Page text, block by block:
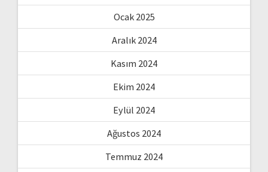
Ocak 2025
Aralık 2024
Kasım 2024
Ekim 2024
Eylül 2024
Ağustos 2024
Temmuz 2024